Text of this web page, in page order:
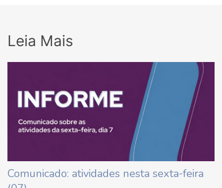
Leia Mais
Comunicado: atividades nesta sexta-feira